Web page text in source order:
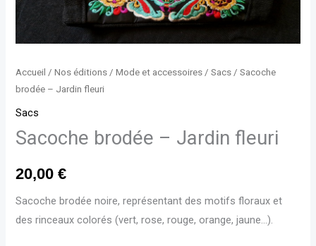
Accueil /Nos éditions /Mode et accessoires /Sacs / Sacoche
brodée – Jardin fleuri
Sacs
Sacoche brodée – Jardin fleuri
20,00€
Sacoche brodée noire, représentant des motifs floraux et
des rinceaux colorés (vert, rose, rouge, orange, jaune…).